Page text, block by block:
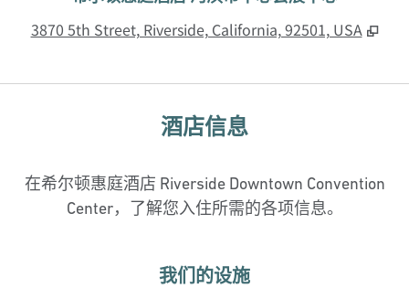
3870 5th Street, Riverside, California, 92501, USA ,
酒店信息
在希尔顿惠庭酒店 Riverside Downtown Convention
Center，了解您入住所需的各项信息。
我们的设施